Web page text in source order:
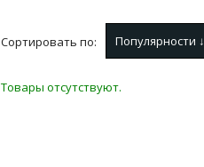
Сортировать по: Популярности ↓
Товары отсутствуют.